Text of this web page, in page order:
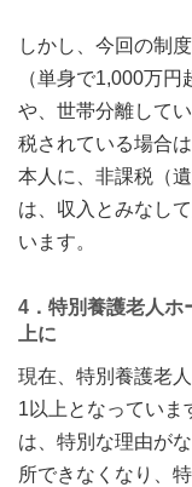
しかし、今回の制
（単身で1,000万
や、世帯分離して
税されている場合
本人に、非課税（
は、収入とみなし
います。
4．特別養護老人ホ
上に
現在、特別養護老
1以上となっていま
は、特別な理由が
所できなくなり、